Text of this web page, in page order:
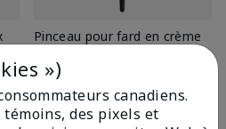
Pinceau pour fard en crème
15,00 $
»)
canadiens.
des pixels et